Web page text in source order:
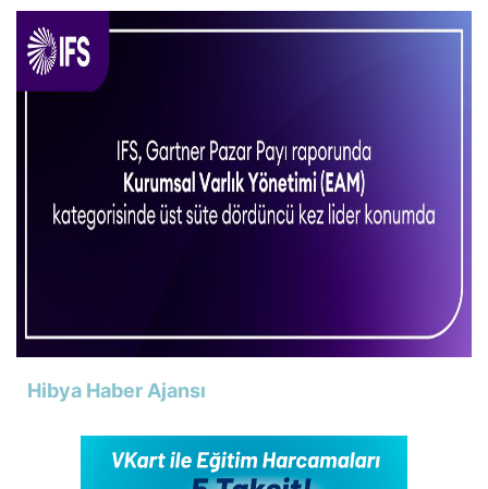
Hibya Haber Ajansı